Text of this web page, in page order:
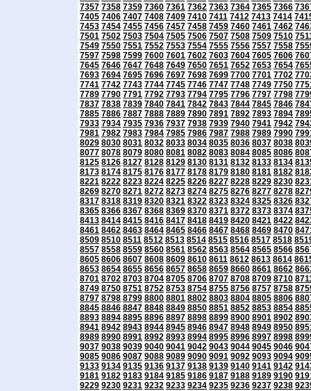
7357 7358 7359 7360 7361 7362 7363 7364 7365 7366
7405 7406 7407 7408 7409 7410 7411 7412 7413 7414
7453 7454 7455 7456 7457 7458 7459 7460 7461 7462
7501 7502 7503 7504 7505 7506 7507 7508 7509 7510
7549 7550 7551 7552 7553 7554 7555 7556 7557 7558
7597 7598 7599 7600 7601 7602 7603 7604 7605 7606
7645 7646 7647 7648 7649 7650 7651 7652 7653 7654
7693 7694 7695 7696 7697 7698 7699 7700 7701 7702
7741 7742 7743 7744 7745 7746 7747 7748 7749 7750
7789 7790 7791 7792 7793 7794 7795 7796 7797 7798
7837 7838 7839 7840 7841 7842 7843 7844 7845 7846
7885 7886 7887 7888 7889 7890 7891 7892 7893 7894
7933 7934 7935 7936 7937 7938 7939 7940 7941 7942
7981 7982 7983 7984 7985 7986 7987 7988 7989 7990
8029 8030 8031 8032 8033 8034 8035 8036 8037 8038
8077 8078 8079 8080 8081 8082 8083 8084 8085 8086
8125 8126 8127 8128 8129 8130 8131 8132 8133 8134
8173 8174 8175 8176 8177 8178 8179 8180 8181 8182
8221 8222 8223 8224 8225 8226 8227 8228 8229 8230
8269 8270 8271 8272 8273 8274 8275 8276 8277 8278
8317 8318 8319 8320 8321 8322 8323 8324 8325 8326
8365 8366 8367 8368 8369 8370 8371 8372 8373 8374
8413 8414 8415 8416 8417 8418 8419 8420 8421 8422
8461 8462 8463 8464 8465 8466 8467 8468 8469 8470
8509 8510 8511 8512 8513 8514 8515 8516 8517 8518
8557 8558 8559 8560 8561 8562 8563 8564 8565 8566
8605 8606 8607 8608 8609 8610 8611 8612 8613 8614
8653 8654 8655 8656 8657 8658 8659 8660 8661 8662
8701 8702 8703 8704 8705 8706 8707 8708 8709 8710
8749 8750 8751 8752 8753 8754 8755 8756 8757 8758
8797 8798 8799 8800 8801 8802 8803 8804 8805 8806
8845 8846 8847 8848 8849 8850 8851 8852 8853 8854
8893 8894 8895 8896 8897 8898 8899 8900 8901 8902
8941 8942 8943 8944 8945 8946 8947 8948 8949 8950
8989 8990 8991 8992 8993 8994 8995 8996 8997 8998
9037 9038 9039 9040 9041 9042 9043 9044 9045 9046
9085 9086 9087 9088 9089 9090 9091 9092 9093 9094
9133 9134 9135 9136 9137 9138 9139 9140 9141 9142
9181 9182 9183 9184 9185 9186 9187 9188 9189 9190
9229 9230 9231 9232 9233 9234 9235 9236 9237 9238